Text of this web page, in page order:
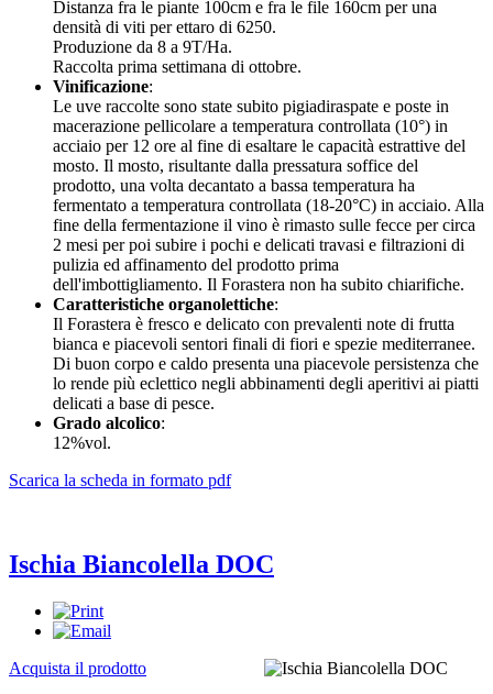
Distanza fra le piante 100cm e fra le file 160cm per una
densità di viti per ettaro di 6250.
Produzione da 8 a 9T/Ha.
Raccolta prima settimana di ottobre.
Vinificazione:
Le uve raccolte sono state subito pigiadiraspate e poste in
macerazione pellicolare a temperatura controllata (10°) in
acciaio per 12 ore al fine di esaltare le capacità estrattive del
mosto. Il mosto, risultante dalla pressatura soffice del
prodotto, una volta decantato a bassa temperatura ha
fermentato a temperatura controllata (18-20°C) in acciaio. Alla
fine della fermentazione il vino è rimasto sulle fecce per circa
2 mesi per poi subire i pochi e delicati travasi e filtrazioni di
pulizia ed affinamento del prodotto prima
dell'imbottigliamento. Il Forastera non ha subito chiarifiche.
Caratteristiche organolettiche:
Il Forastera è fresco e delicato con prevalenti note di frutta
bianca e piacevoli sentori finali di fiori e spezie mediterranee.
Di buon corpo e caldo presenta una piacevole persistenza che
lo rende più eclettico negli abbinamenti degli aperitivi ai piatti
delicati a base di pesce.
Grado alcolico:
12%vol.
Scarica la scheda in formato pdf
Ischia Biancolella DOC
Acquista il prodotto